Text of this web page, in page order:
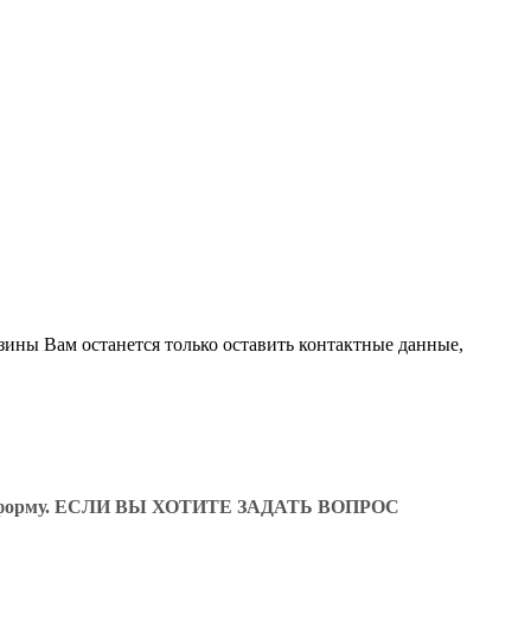
Вам останется только оставить контактные данные,
форму. ЕСЛИ ВЫ ХОТИТЕ ЗАДАТЬ ВОПРОС